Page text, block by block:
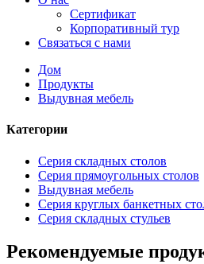
Сертификат
Корпоративный тур
Связаться с нами
Дом
Продукты
Выдувная мебель
Категории
Серия складных столов
Серия прямоугольных столов
Выдувная мебель
Серия круглых банкетных
Серия складных стульев
Рекомендуемые